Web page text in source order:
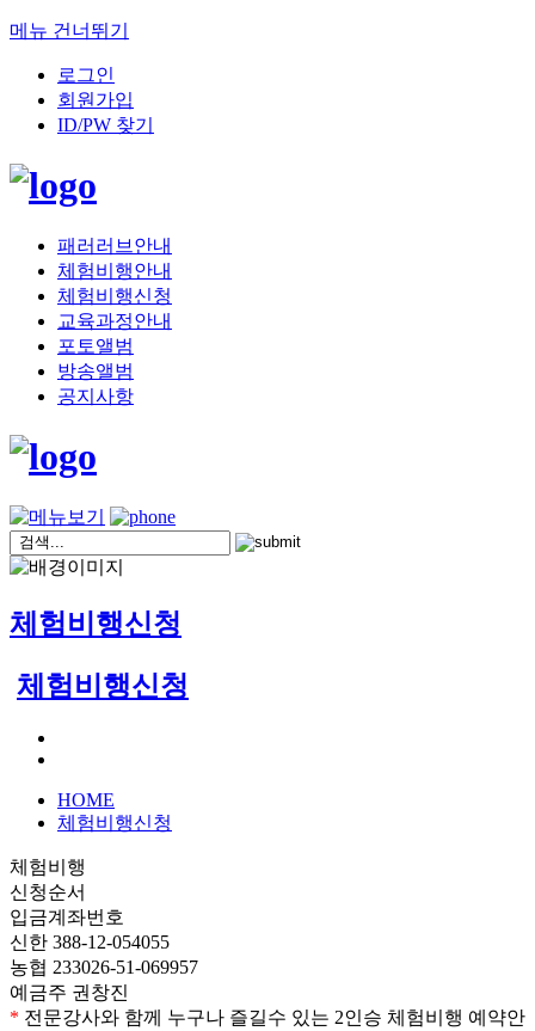
메뉴 건너뛰기
로그인
회원가입
ID/PW 찾기
패러러브안내
체험비행안내
체험비행신청
교육과정안내
포토앨범
방송앨범
공지사항
체험비행신청
체험비행신청
HOME
체험비행신청
체험비행
신청순서
입금계좌번호
신한 388-12-054055
농협 233026-51-069957
예금주 권창진
* 전문강사와 함께 누구나 즐길수 있는 2인승 체험비행 예약안